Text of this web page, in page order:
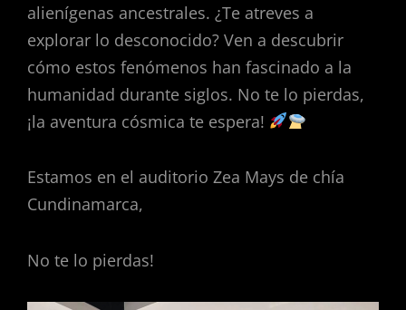
alienígenas ancestrales. ¿Te atreves a
explorar lo desconocido? Ven a descubrir
cómo estos fenómenos han fascinado a la
humanidad durante siglos. No te lo pierdas,
¡la aventura cósmica te espera!
Estamos en el auditorio Zea Mays de chía
Cundinamarca,
No te lo pierdas!